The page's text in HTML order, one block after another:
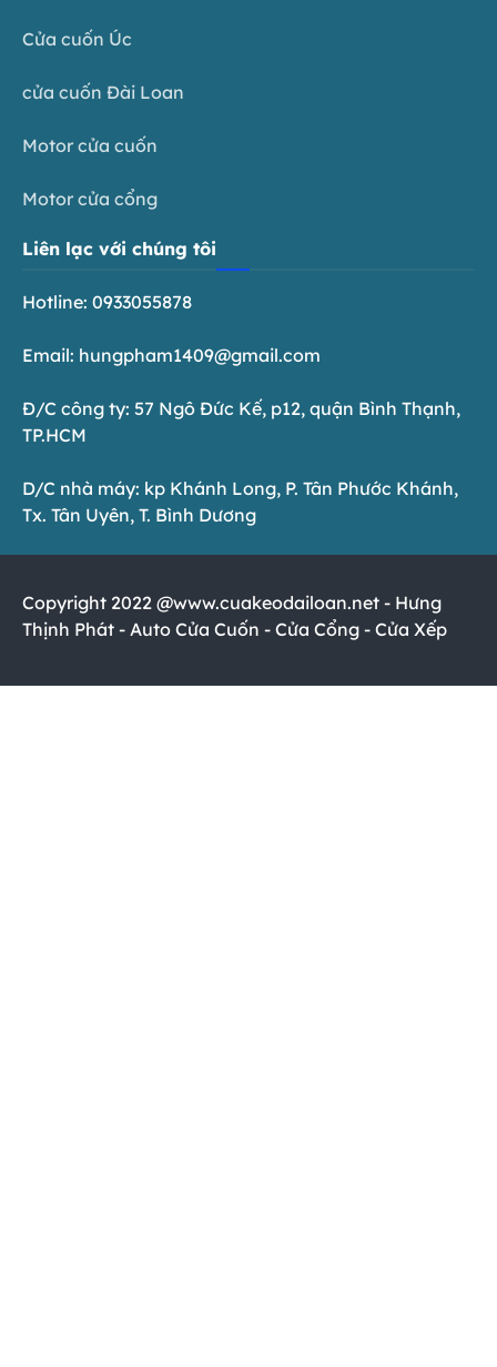
Cửa cuốn Úc
cửa cuốn Đài Loan
Motor cửa cuốn
Motor cửa cổng
Liên lạc với chúng tôi
Hotline: 0933055878
Email: hungpham1409@gmail.com
Đ/C công ty: 57 Ngô Đức Kế, p12, quận Bình Thạnh,
TP.HCM
D/C nhà máy: kp Khánh Long, P. Tân Phước Khánh,
Tx. Tân Uyên, T. Bình Dương
Copyright 2022 @www.cuakeodailoan.net - Hưng
Thịnh Phát - Auto Cửa Cuốn - Cửa Cổng - Cửa Xếp